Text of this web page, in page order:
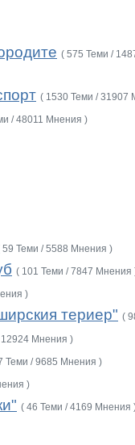
( 575 Теми /
( 1530 Теми / 31907
/ 48011 Мнения )
59 Теми / 5588 Мнения )
( 101 Теми / 7847 Мнения
)
териер" (
12924 Мнения )
Теми / 9685 Мнения )
)
( 46 Теми / 4169 Мнения